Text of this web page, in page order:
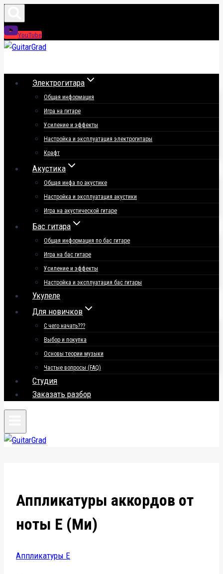
к
содержимому
YouTube
Электрогитара
Общая информация
Игра на гитаре
Усиление и эффекты
Настройка и эксплуатация электрогитары
Крафт
Акустика
Общая инфа по акустике
Настройка и эксплуатация акустики
Игра на акустической гитаре
Бас гитара
Общая информация по бас гитаре
Игра на бас гитаре
Усиление и эффекты
Настройка и эксплуатация бас гитары
Укулеле
Для новичков
С чего начать???
Выбор и покупка
Основы теории музыки
Частые вопросы (FAQ)
Студия
Заказать разбор
Аппликатуры аккордов от
ноты E (Ми)
Аппликатуры E